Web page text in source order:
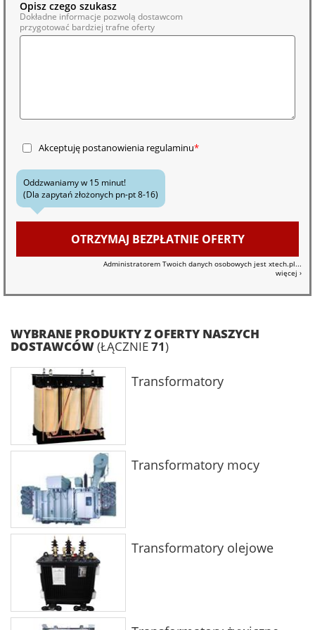
Opisz czego szukasz
Dokładne informacje pozwolą dostawcom
przygotować bardziej trafne oferty
Akceptuję postanowienia regulaminu
Oddzwaniamy w 15 minut!
(Dla zapytań złożonych pn-pt 8-16)
OTRZYMAJ BEZPŁATNIE OFERTY
Administratorem Twoich danych osobowych jest xtech.pl...
więcej ›
WYBRANE PRODUKTY Z OFERTY NASZYCH
DOSTAWCÓW(ŁĄCZNIE71)
Transformatory
Transformatory mocy
Transformatory olejowe